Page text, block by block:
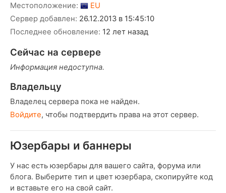
Местоположение:
EU
Сервер добавлен: 26.12.2013 в 15:45:10
Последнее обновление: 12 лет назад
Сейчас на сервере
Информация недоступна.
Владельцу
Владелец сервера пока не найден.
Войдите, чтобы подтвердить права на этот сервер.
Юзербары и баннеры
У нас есть юзербары для вашего сайта, форума или
блога. Выберите тип и цвет юзербара, скопируйте код
и вставьте его на свой сайт.